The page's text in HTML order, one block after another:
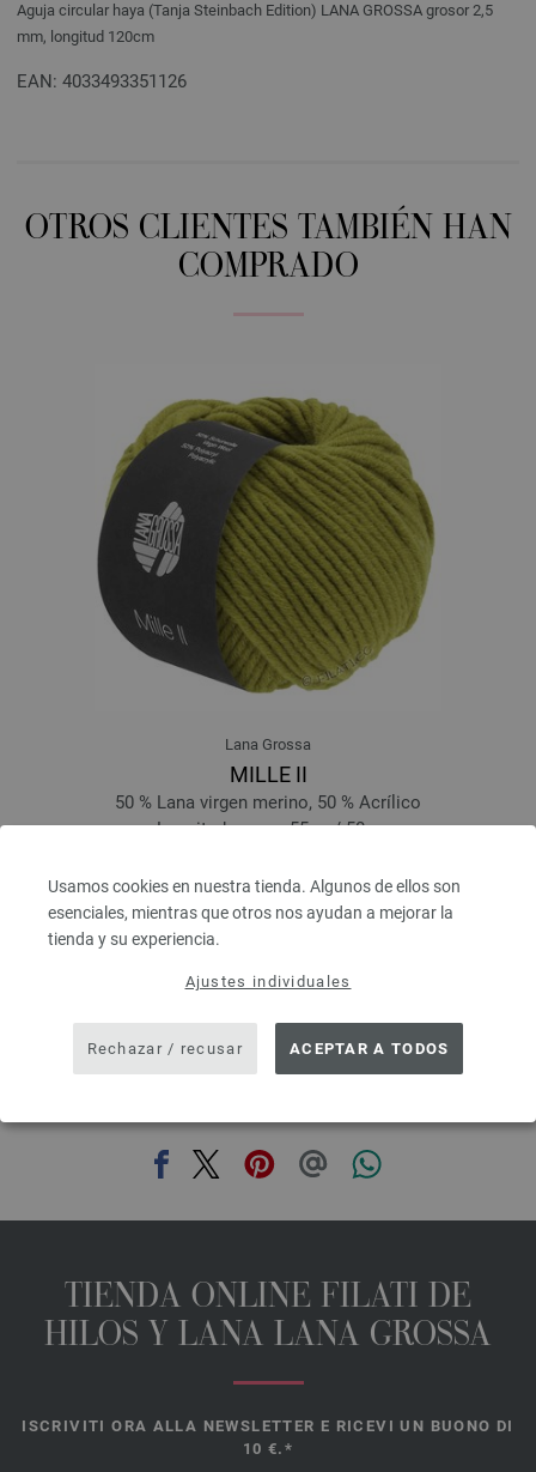
Usamos cookies en nuestra tienda. Algunos de ellos son
esenciales, mientras que otros nos ayudan a mejorar la
tienda y su experiencia.
Ajustes individuales
Rechazar / recusar ACEPTAR A TODOS
Aguja circular haya (Tanja Steinbach Edition) LANA GROSSA grosor 2,5
mm, longitud 120cm
EAN: 4033493351126
OTROS CLIENTES TAMBIÉN HAN
COMPRADO
Lana Grossa
MILLE II
50 % Lana virgen merino, 50 % Acrílico
Longitud: aprox. 55 m / 50 g
3,78 €
4,40 $
IVA no incluido, más gastos de envío, Precio base:75,60 € / kg
TIENDA ONLINE FILATI DE
HILOS Y LANA LANA GROSSA
ISCRIVITI ORA ALLA NEWSLETTER E RICEVI UN BUONO DI
10 €.*